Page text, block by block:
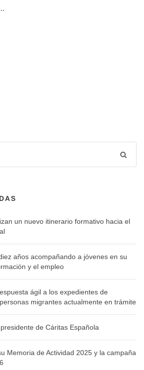
un nuevo itinerario formativo hacia el
años acompañando a jóvenes en su
y el empleo
ágil a los expedientes de
migrantes actualmente en trámite
de Cáritas Española
Memoria de Actividad 2025 y la campaña